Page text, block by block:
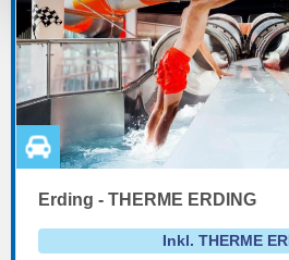
Erding - THERME ERDING
Inkl. THERME